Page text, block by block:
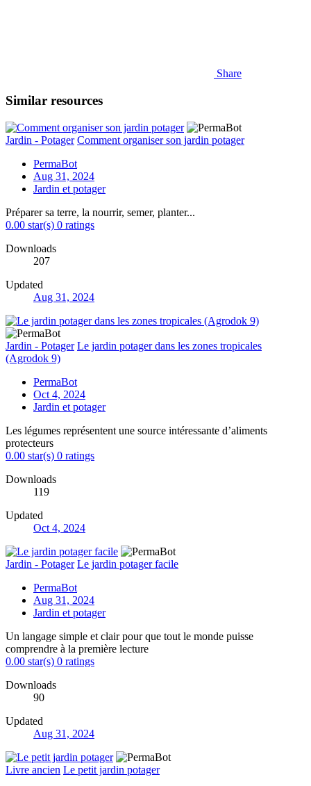
Share
Similar resources
Jardin - Potager Comment organiser son jardin potager
PermaBot
Aug 31, 2024
Jardin et potager
Préparer sa terre, la nourrir, semer, planter...
0.00 star(s) 0 ratings
Downloads
207
Updated
Aug 31, 2024
Jardin - Potager Le jardin potager dans les zones tropicales
(Agrodok 9)
PermaBot
Oct 4, 2024
Jardin et potager
Les légumes représentent une source intéressante d’aliments
protecteurs
0.00 star(s) 0 ratings
Downloads
119
Updated
Oct 4, 2024
Jardin - Potager Le jardin potager facile
PermaBot
Aug 31, 2024
Jardin et potager
Un langage simple et clair pour que tout le monde puisse
comprendre à la première lecture
0.00 star(s) 0 ratings
Downloads
90
Updated
Aug 31, 2024
Livre ancien Le petit jardin potager